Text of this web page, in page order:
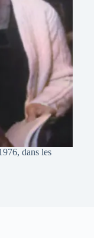
dans les